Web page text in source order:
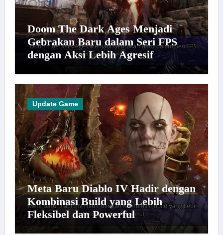
Doom The Dark Ages Menjadi
Gebrakan Baru dalam Seri FPS
dengan Aksi Lebih Agresif
Update Game
Meta Baru Diablo IV Hadir dengan
Kombinasi Build yang Lebih
Fleksibel dan Powerful